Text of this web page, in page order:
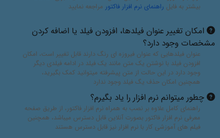
بیشتر به فایل راهنمای نرم افزار فاکتور مراجعه نمایید
امکان تغییر عنوان فیلدها، افزودن فیلد یا اضافه کردن
مشخصات وجود دارد؟
عنوان فیلدهایی که عنوان فیروزه ای رنگ دارند قابل تغییر است، امکان
افزودن فیلد با نوشتن یک متن مانند یک فیلد در ادامه فیلدی دیگر
وجود دارد در این حالت از متن پیشرفته میتوانید کمک بگیرید،
همچنین امکان حذف یگ فیلد وجود ندارد
چطور میتوانم نرم افزار را یاد بگیرم؟
راهنمای کامل علاوه بر نصب به همراه نرم افزار فاکتور، از طریق صفحه
معرفی نرم افزار فاکتور بصورت آنلاین قابل دسترس میباشد، همچنین
فیلم های آموزشی کار با نرم افزار نیز قابل دسترس هستند